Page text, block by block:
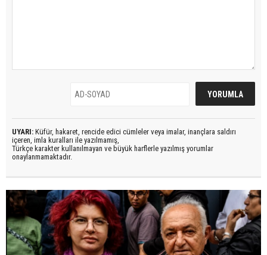
UYARI: Küfür, hakaret, rencide edici cümleler veya imalar, inançlara saldırı
içeren, imla kuralları ile yazılmamış,
Türkçe karakter kullanılmayan ve büyük harflerle yazılmış yorumlar
onaylanmamaktadır.